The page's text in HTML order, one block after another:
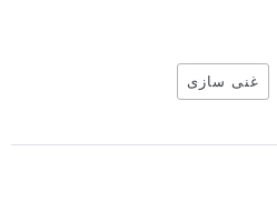
غنی سازی